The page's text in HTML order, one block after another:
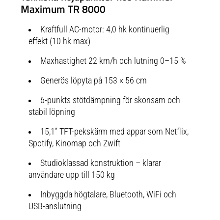
rullande rörelse och minskar märkbart belastningen på dina leder. Detta gör
att du kan genomföra längre träningspass som är skonsamma för dina leder.
en knapptryckning utan att behöva bläddra igenom displayen eller menyn.
Säkert grepp De ergonomiskt formade handstöden är utformade för att ge
maximal komfort och stabilitet under träningen. Modernt utseende Den
eleganta designen på TR 8000 passar perfekt in i alla hem och gym. Med sin
uppgradering av ditt träningsområde.
Maximum TR 8000
Kraftfull AC-motor: 4,0 hk kontinuerlig
effekt (10 hk max)
Maxhastighet 22 km/h och lutning 0–15 %
Generös löpyta på 153 × 56 cm
6-punkts stötdämpning för skonsam och
stabil löpning
15,1” TFT-pekskärm med appar som Netflix,
Spotify, Kinomap och Zwift
Studioklassad konstruktion – klarar
användare upp till 150 kg
Inbyggda högtalare, Bluetooth, WiFi och
USB-anslutning